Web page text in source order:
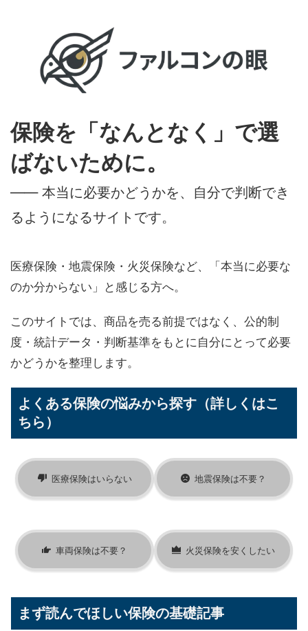
保険を「なんとなく」で選
ばないために。
―― 本当に必要かどうかを、自分で判断でき
るようになるサイトです。
医療保険・地震保険・火災保険など、「本当に必要な
のか分からない」と感じる方へ。
このサイトでは、商品を売る前提ではなく、公的制
度・統計データ・判断基準をもとに自分にとって必要
かどうかを整理します。
よくある保険の悩みから探す（詳しくはこ
ちら）
医療保険はいらない 地震保険は不要？
車両保険は不要？ 火災保険を安くしたい
まず読んでほしい保険の基礎記事